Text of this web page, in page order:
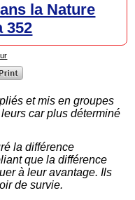
la Nature
352
et mis en groupes
car plus déterminé
la différence
que la différence
à leur avantage. Ils
de survie.